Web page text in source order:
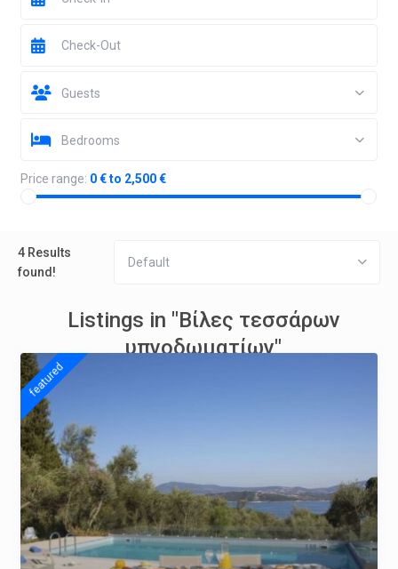
Guests
Bedrooms
Price range: 0 € to 2,500 €
4 Results
found!
Default
Listings in "Βίλες τεσσάρων
υπνοδωματίων"
featured